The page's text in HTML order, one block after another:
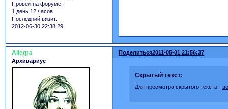
Провел на форуме:
1 день 12 часов
Последний визит:
2012-06-30 22:38:29
Поделиться2011-05-01 21:56:37
Allegra
Архивариус
Скрытый текст:
Для просмотра скрытого текста -